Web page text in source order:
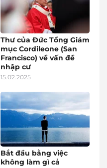
Thư của Đức Tổng Giám
mục Cordileone (San
Francisco) về vấn đề
nhập cư
15.02.2025
Bắt đầu bằng việc
không làm gì cả